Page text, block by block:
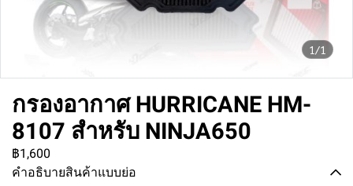
1/1
กรองอากาศ HURRICANE HM-
8107 สำหรับ NINJA650
฿1,600
คำอธิบายสินค้าแบบย่อ